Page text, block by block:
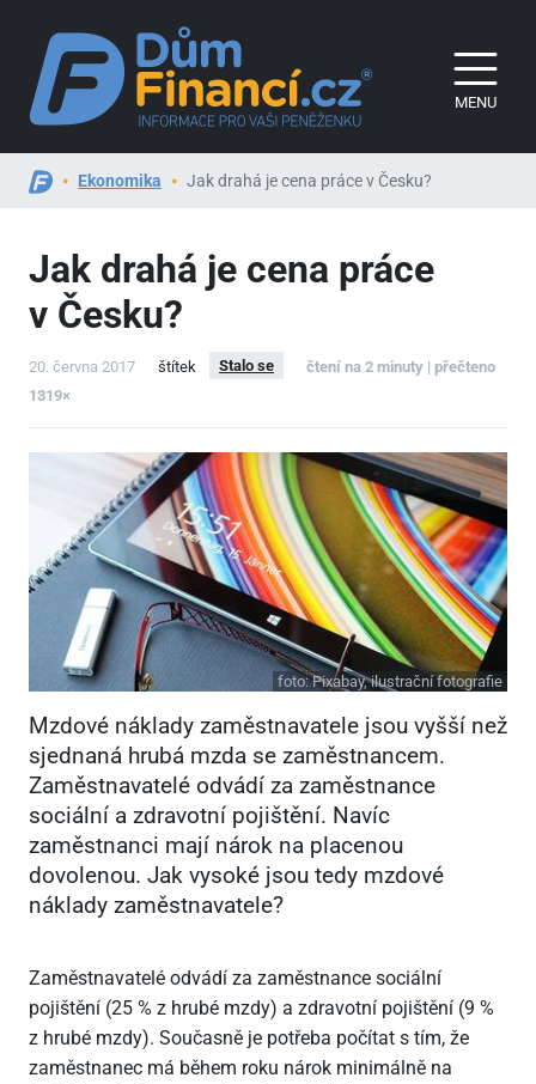
MENU
Ekonomika Jak drahá je cena práce v Česku?
Jak drahá je cena práce
v Česku?
20. června 2017 štítek Stalo se
čtení na 2 minuty | přečteno
1319×
foto:Pixabay, ilustrační fotografie
Mzdové náklady zaměstnavatele jsou vyšší než
sjednaná hrubá mzda se zaměstnancem.
Zaměstnavatelé odvádí za zaměstnance
sociální a zdravotní pojištění. Navíc
zaměstnanci mají nárok na placenou
dovolenou. Jak vysoké jsou tedy mzdové
náklady zaměstnavatele?
Zaměstnavatelé odvádí za zaměstnance sociální
pojištění (25 % z hrubé mzdy) a zdravotní pojištění (9 %
z hrubé mzdy). Současně je potřeba počítat s tím, že
zaměstnanec má během roku nárok minimálně na